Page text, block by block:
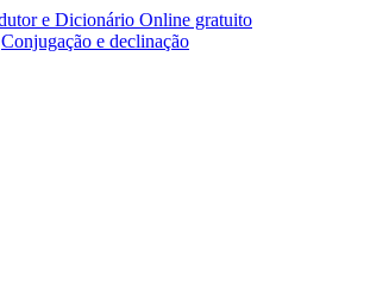
Conjugação e declinação